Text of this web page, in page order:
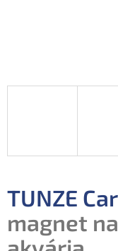
TUNZE
magnet